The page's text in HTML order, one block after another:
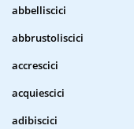
abbelliscici
abbrustoliscici
accrescici
acquiescici
adibiscici